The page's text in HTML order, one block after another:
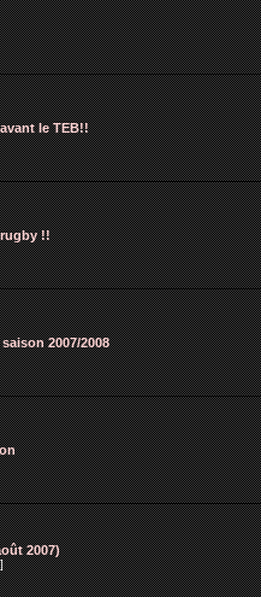
le TEB!!
!!
2007/2008
2007)